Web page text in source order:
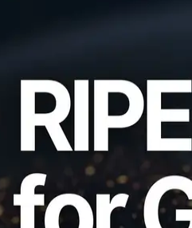
Amsterdamनीदरलैंड्स; CEO:
एक कठोर समीक्षा प्रक्रिया पूरी की है
के लिए क्षेत्रीय इंटरनेट रजिस्ट्री के
इस सदस्यता के साथ, कंपनी अब
प्राप्त करने में सक्षम है और IP पते,
विस्तार को सक्षम करने के लिए
बुनियादी ढांचे के आगे के